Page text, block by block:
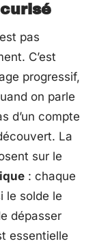
pas
C’est
progressif,
on parle
d’un compte
La
sur le
: chaque
le solde le
dépasser
essentielle